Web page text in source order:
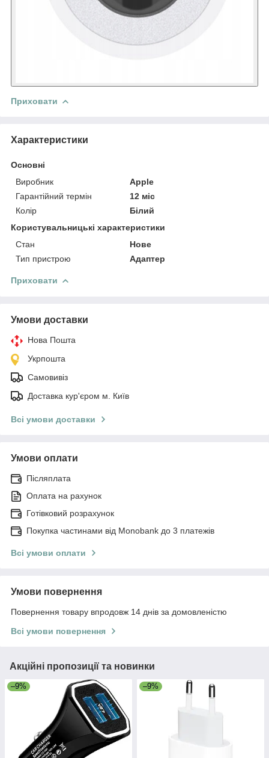
Приховати
Характеристики
Основні
Виробник
Apple
Гарантійний термін
12 міс
Колір
Білий
Користувальницькі характеристики
Стан
Нове
Тип пристрою
Адаптер
Приховати
Умови доставки
Нова Пошта
Укрпошта
Самовивіз
Доставка кур'єром м. Київ
Всі умови доставки
Умови оплати
Післяплата
Оплата на рахунок
Готівковий розрахунок
Покупка частинами від Monobank до 3 платежів
Всі умови оплати
Умови повернення
Повернення товару впродовж 14 днів за домовленістю
Всі умови повернення
Акційні пропозиції та новинки
–9% –9%